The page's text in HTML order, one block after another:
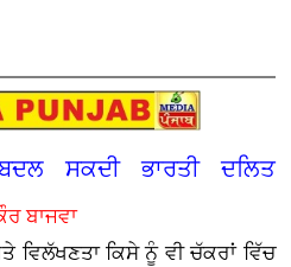
ਸਕਦੀ ਭਾਰਤੀ ਦਲਿਤ
ਬਾਜਵਾ
ਵਿਲੱਖਣਤਾ ਕਿਸੇ ਨੂੰ ਵੀ ਚੱਕਰਾਂ ਵਿੱਚ